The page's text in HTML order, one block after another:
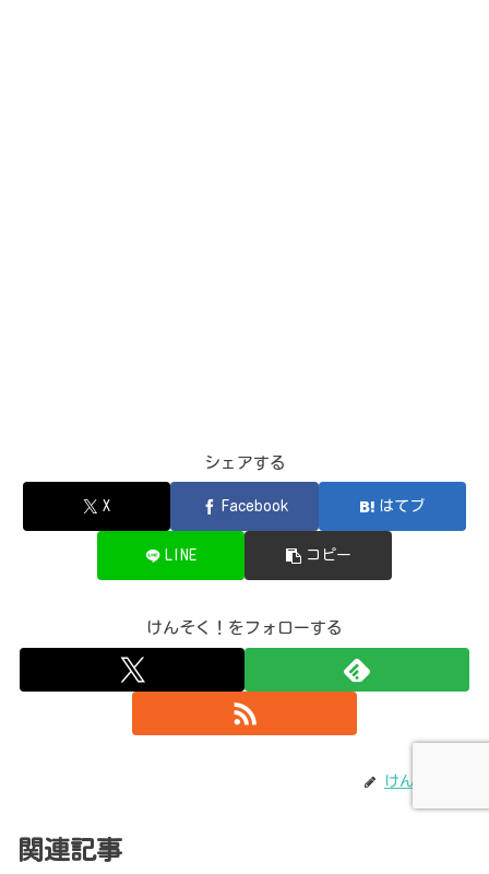
シェアする
X Facebook はてブ
LINE コピー
けんそく！をフォローする
けんそく！
関連記事